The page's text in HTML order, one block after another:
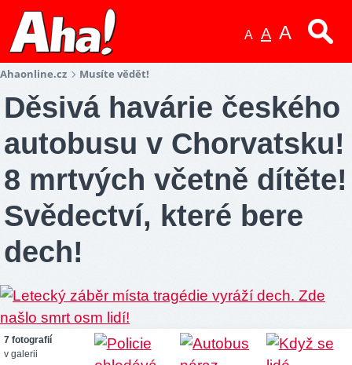
A A A
Ahaonline.cz Musíte vědět!
Děsivá havárie českého
autobusu v Chorvatsku!
8 mrtvých včetně dítěte!
Svědectví, které bere
dech!
7 fotografií
v galerii